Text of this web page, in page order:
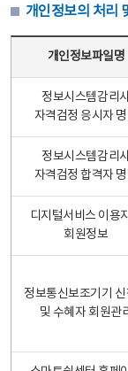
개인정보의 처리
개인정보파일명
정보시스템감리
자격검정 응시자
정보시스템감리
자격검정 합격자
디지털서비스 이용
회원정보
정보통신보조기기
및 수혜자 회원관